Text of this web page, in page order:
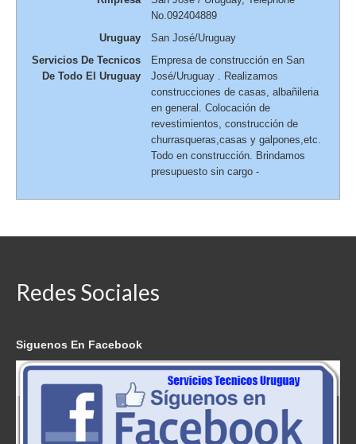
No.092404889
Uruguay
San José/Uruguay
Servicios De Tecnicos
De Todo El Uruguay
Empresa de construcción en San
José/Uruguay . Realizamos
construcciones de casas, albañileria
en general. Colocación de
revestimientos, construcción de
churrasqueras,casas y galpones,etc.
Todo en construcción. Brindamos
presupuesto sin cargo -
Redes Sociales
Siguenos En Facebook